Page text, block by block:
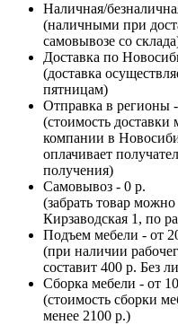
Наличная/
(наличными при
самовывозе со
Доставка по
(доставка
пятницам)
Отправка в регионы
(стоимость
компании в
оплачивает
получения)
Самовывоз - 0 р.
(забрать товар
Кирзаводская 1, по
Подъем мебели - от
(при наличии
составит 400 р. Без
Сборка мебели - от
(стоимость сборки
менее 2100 р.)